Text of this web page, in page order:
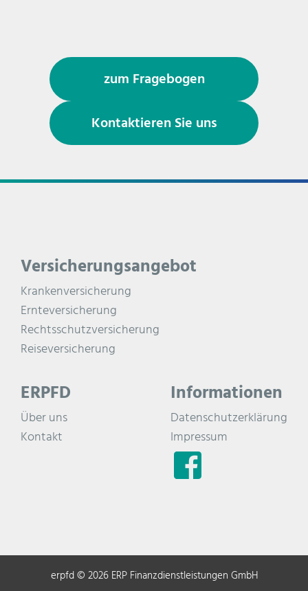
zum Fragebogen
Kontaktieren Sie uns
Versicherungsangebot
Krankenversicherung
Ernteversicherung
Rechtsschutzversicherung
Reiseversicherung
ERPFD
Über uns
Kontakt
Informationen
Datenschutzerklärung
Impressum
erpfd © 2026 ERP Finanzdienstleistungen GmbH